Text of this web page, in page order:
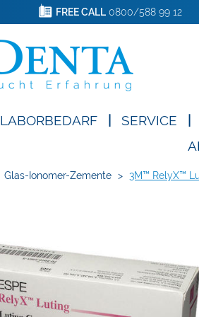
FREE CALL0800/588 99 12
LABORBEDARF SERVICE
Glas-Ionomer-Zemente > 3M™ RelyX™